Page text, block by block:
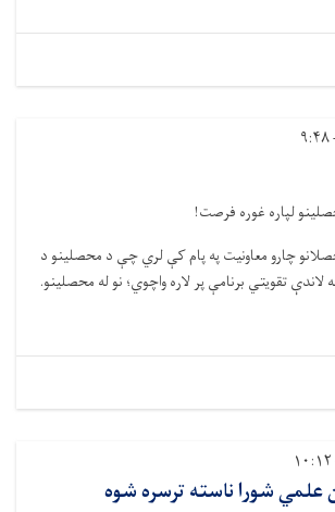
لپاره غوره فرصت!
چارو معاونیت په پام کې لري چې د محصلینو د
لاندې تقویتي برنامې پر لاره واچوي؛ نو له محصلینو.
علمي شورا ناسته ترسره شوه